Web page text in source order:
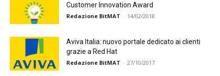
Customer Innovation Award
Redazione BitMAT - 14/02/2018
Aviva Italia: nuovo portale dedicato ai clienti
grazie a Red Hat
Redazione BitMAT - 27/10/2017